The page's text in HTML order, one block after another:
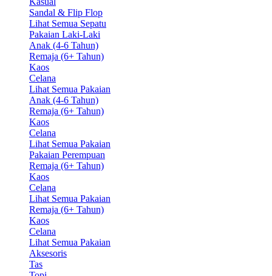
Sandal & Flip Flop
Lihat Semua Sepatu
Pakaian Laki-Laki
Anak (4-6 Tahun)
Remaja (6+ Tahun)
Kaos
Celana
Lihat Semua Pakaian
Anak (4-6 Tahun)
Remaja (6+ Tahun)
Kaos
Celana
Lihat Semua Pakaian
Pakaian Perempuan
Remaja (6+ Tahun)
Kaos
Celana
Lihat Semua Pakaian
Remaja (6+ Tahun)
Kaos
Celana
Lihat Semua Pakaian
Aksesoris
Tas